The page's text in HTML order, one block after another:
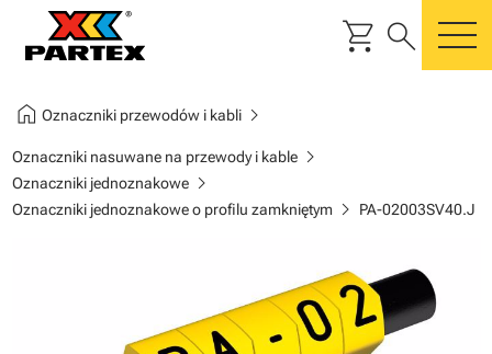
shopping_cart search
home Oznaczniki przewodów i kablichevron_right
Oznaczniki nasuwane na przewody i kablechevron_right
Oznaczniki jednoznakowechevron_right
Oznaczniki jednoznakowe o profilu zamkniętym chevron_right PA-02003SV40.J